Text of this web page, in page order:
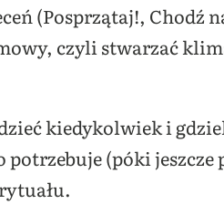
(Posprzątaj!, Chodź
czyli stwarzać
kiedykolwiek i
(póki